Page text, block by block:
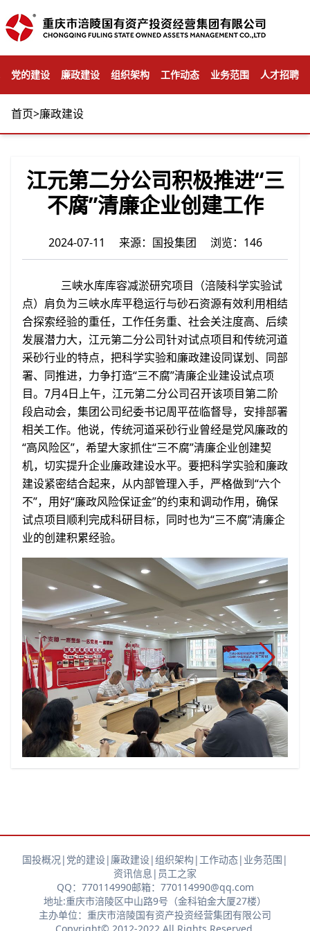
党的建设 廉政建设 组织架构 工作动态 业务范围 人才招聘
首页>廉政建设
江元第二分公司积极推进“三
不腐”清廉企业创建工作
2024-07-11 来源：国投集团 浏览：146
三峡水库库容减淤研究项目（涪陵科学实验试
点）肩负为三峡水库平稳运行与砂石资源有效利用相结
合探索经验的重任，工作任务重、社会关注度高、后续
发展潜力大，江元第二分公司针对试点项目和传统河道
采砂行业的特点，把科学实验和廉政建设同谋划、同部
署、同推进，力争打造“三不腐”清廉企业建设试点项
目。7月4日上午，江元第二分公司召开该项目第二阶
段启动会，集团公司纪委书记周平莅临督导，安排部署
相关工作。他说，传统河道采砂行业曾经是党风廉政的
“高风险区”，希望大家抓住“三不腐”清廉企业创建契
机，切实提升企业廉政建设水平。要把科学实验和廉政
建设紧密结合起来，从内部管理入手，严格做到“六个
不”，用好“廉政风险保证金”的约束和调动作用，确保
试点项目顺利完成科研目标，同时也为“三不腐”清廉企
业的创建积累经验。
国投概况| 党的建设| 廉政建设|组织架构 | 工作动态| 业务范围 |
资讯信息 | 员工之家
QQ：770114990邮箱：770114990@qq.com
地址:重庆市涪陵区中山路9号（金科铂金大厦27楼）
主办单位：重庆市涪陵国有资产投资经营集团有限公司